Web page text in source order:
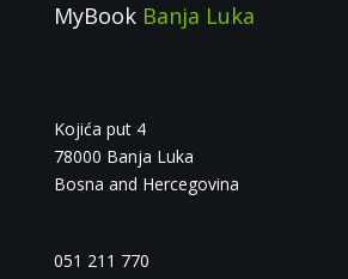
MyBook Banja Luka
Kojića put 4
78000 Banja Luka
Bosna and Hercegovina
051 211 770